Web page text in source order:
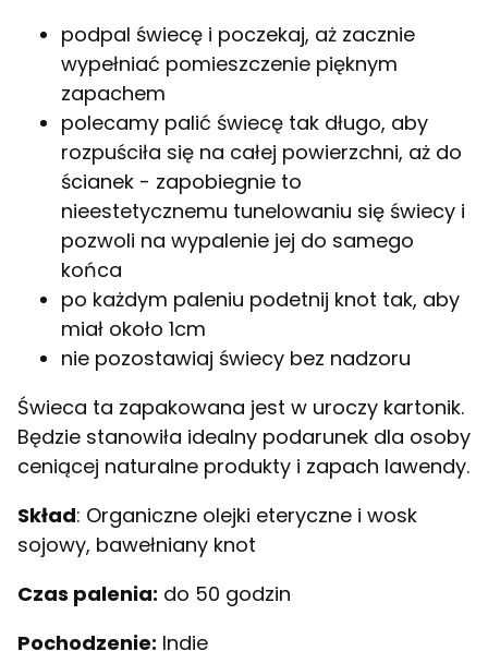
podpal świecę i poczekaj, aż zacznie
wypełniać pomieszczenie pięknym
zapachem
polecamy palić świecę tak długo, aby
rozpuściła się na całej powierzchni, aż do
ścianek - zapobiegnie to
nieestetycznemu tunelowaniu się świecy i
pozwoli na wypalenie jej do samego
końca
po każdym paleniu podetnij knot tak, aby
miał około 1cm
nie pozostawiaj świecy bez nadzoru
Świeca ta zapakowana jest w uroczy kartonik.
Będzie stanowiła idealny podarunek dla osoby
ceniącej naturalne produkty i zapach lawendy.
Skład: Organiczne olejki eteryczne i wosk
sojowy, bawełniany knot
Czas palenia: do 50 godzin
Pochodzenie: Indie